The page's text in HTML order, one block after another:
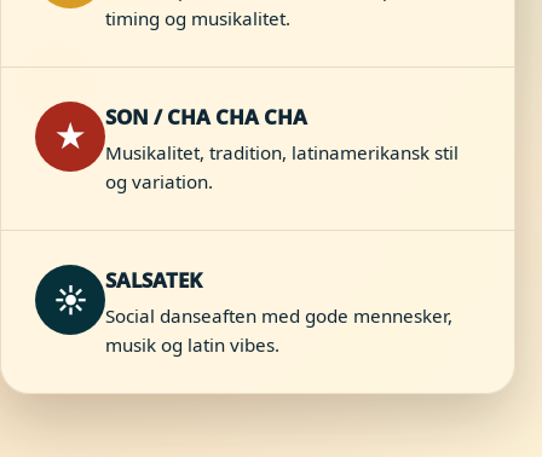
timing og musikalitet.
★ SON / CHA CHA CHA
Musikalitet, tradition, latinamerikansk stil
og variation.
☀ SALSATEK
Social danseaften med gode mennesker,
musik og latin vibes.